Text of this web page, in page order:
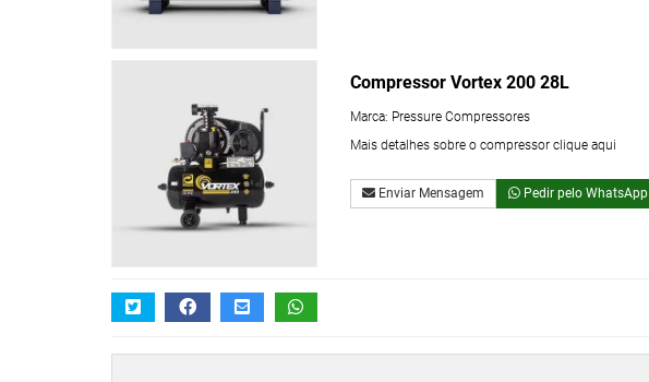
Compressor Vortex 200 28L
Marca: Pressure Compressores
Mais detalhes sobre o compressor clique aqui
Enviar Mensagem Pedir pelo WhatsApp